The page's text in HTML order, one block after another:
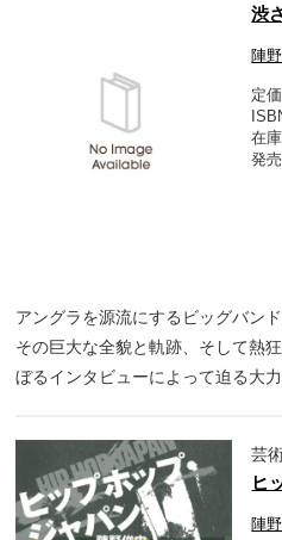
渋
陣
定価
在庫
発
アングラを源流にするビッグバン
その巨大な全貌と軌跡、そして熱
ぼるインタビューによって迫る大力
芸
ヒ
陣